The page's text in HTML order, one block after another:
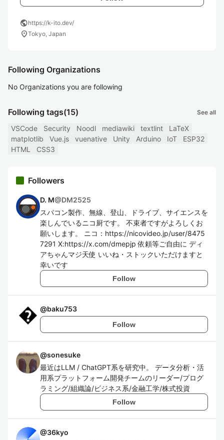
publichttps://k-ito.dev/
location_onTokyo, Japan
Following Organizations
No Organizations you are following
Following tags(15) See all
VSCode Security Noodl mediawiki textlint
LaTeX
matplotlib
Vue.js vuenative Unity Arduino IoT
ESP32
HTML
CSS3
Followers
D. M@DM2525
スパコン製作、無線、登山、ドライブ、サイエンスを
楽しんでいるニコ厨です。 不束者ですがよろしくお
願いします。 ニコ：https://nicovideo.jp/user/8475
7291 X:https://x.com/dmepjp 依頼等ご自由に ディ
アちゃんマジ天使 いいね・ストックいただけますと
幸いです
Follow
@baku753
Follow
@sonesuke
最近はLLM / ChatGPT系を研究中。 データ分析・活
用系プラットフォーム開発チームのリーダー/プログ
ラミング/組織論/ビジネス系/金融工学/株式投資
Follow
@36kyo